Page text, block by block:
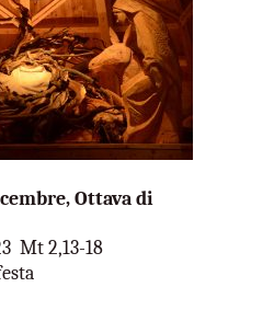
Ottava di
Mt 2,13-18